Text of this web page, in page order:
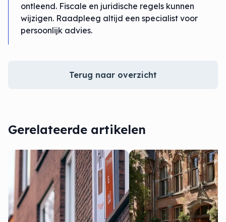
ontleend. Fiscale en juridische regels kunnen
wijzigen. Raadpleeg altijd een specialist voor
persoonlijk advies.
Terug naar overzicht
Gerelateerde artikelen